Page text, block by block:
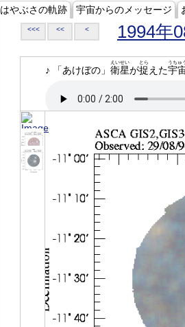
はやぶさの軌跡 宇宙からのメッセージ
<<< << < 1994年
♪ 「あけぼの」 衛星
えいせい
が捉
とら
えた宇
うちゅう